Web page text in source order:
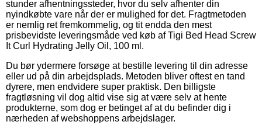
stunder afhentningssteder, hvor du selv afhenter din
nyindkøbte vare når der er mulighed for det. Fragtmetoden
er nemlig ret fremkommelig, og tit endda den mest
prisbevidste leveringsmåde ved køb af Tigi Bed Head Screw
It Curl Hydrating Jelly Oil, 100 ml.
Du bør ydermere forsøge at bestille levering til din adresse
eller ud på din arbejdsplads. Metoden bliver oftest en tand
dyrere, men endvidere super praktisk. Den billigste
fragtløsning vil dog altid vise sig at være selv at hente
produkterne, som dog er betinget af at du befinder dig i
nærheden af webshoppens arbejdslager.